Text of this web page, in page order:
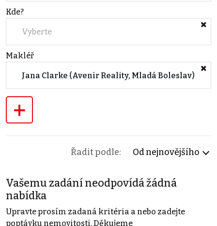
Kde?
Vyberte
Makléř
Jana Clarke (Avenir Reality, Mladá Boleslav)
+
Řadit podle: Od nejnovějšího
Vašemu zadání neodpovídá žádná
nabídka
Upravte prosím zadaná kritéria a nebo zadejte
poptávku nemovitosti. Děkujeme